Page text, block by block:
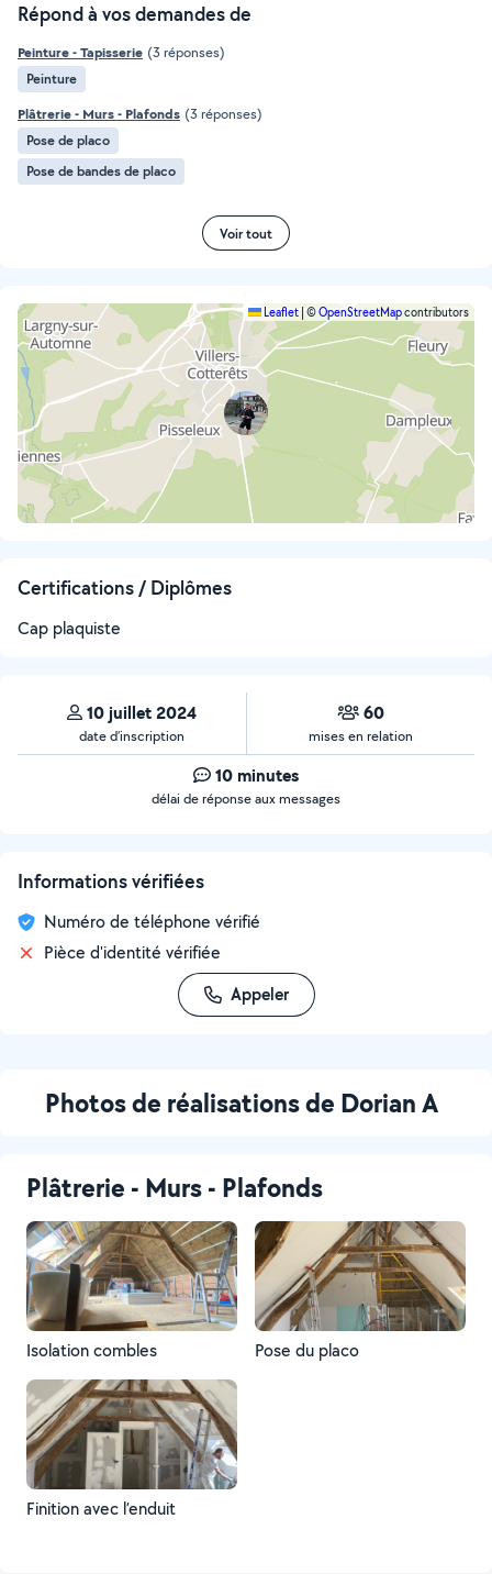
Répond à vos demandes de
Peinture - Tapisserie (3 réponses)
Peinture
Plâtrerie - Murs - Plafonds (3 réponses)
Pose de placo
Pose de bandes de placo
Voir tout
Leaflet|©OpenStreetMapcontributors
Certifications / Diplômes
Cap plaquiste
10 juillet 2024
date d’inscription
60
mises en relation
10 minutes
délai de réponse aux messages
Informations vérifiées
Numéro de téléphone vérifié
Pièce d'identité vérifiée
Appeler
Photos de réalisations de Dorian A
Plâtrerie - Murs - Plafonds
Isolation combles Pose du placo
Finition avec l’enduit